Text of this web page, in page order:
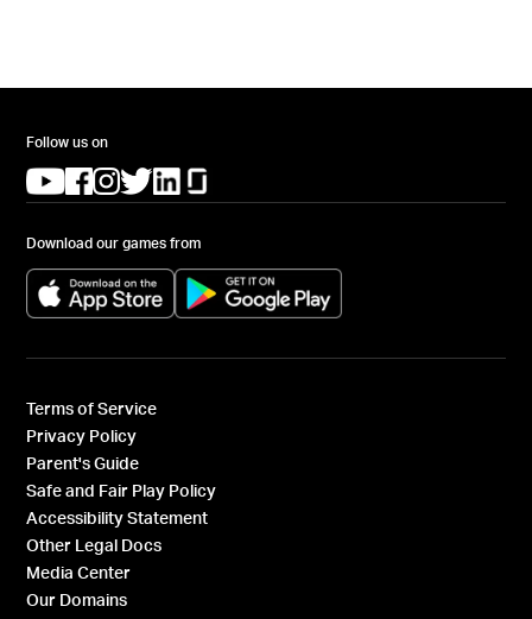
Follow us on
(opens in a new tab)
(opens in a new tab)
(opens in a new tab)
(opens in a new tab)
(opens in a new tab)
Download our games from
(opens in a new tab) (opens in a new tab)
Terms of Service
Privacy Policy
Parent's Guide
Safe and Fair Play Policy
Accessibility Statement
Other Legal Docs
Media Center
Our Domains